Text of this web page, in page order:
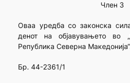
Член 3
Оваа уредба со законска
денот на објавувањето во
Република Северна
Бр. 44-